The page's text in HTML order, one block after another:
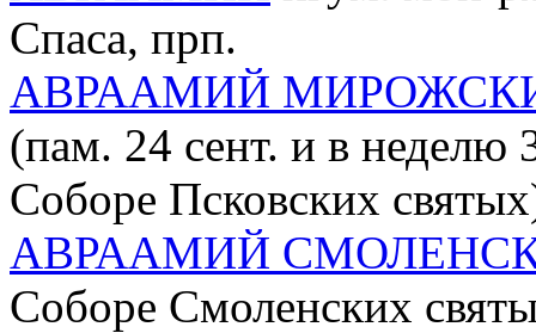
Спаса, прп.
АВРААМИЙ
(пам. 24 сент. и в неделю
Соборе Псковских
АВРААМИЙ
Соборе Смоленских